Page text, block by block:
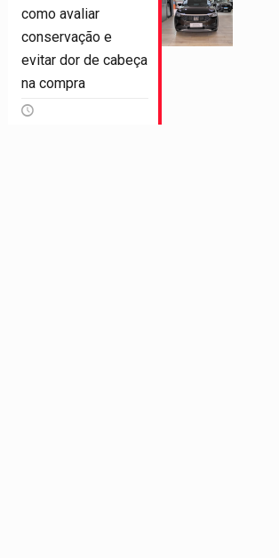
como avaliar
conservação e
evitar dor de cabeça
na compra